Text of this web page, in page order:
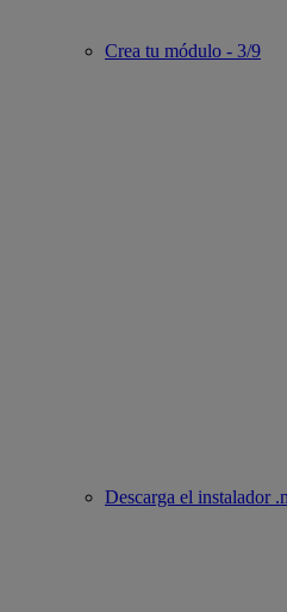
Crea tu módulo - 3/9
Descarga el instalador